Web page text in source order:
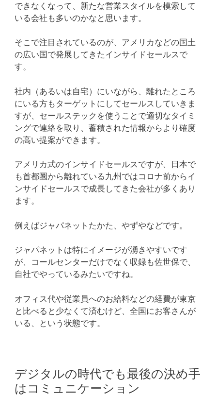
できなくなって、新たな営業スタイルを模索して
いる会社も多いのかなと思います。
そこで注目されているのが、アメリカなどの国土
の広い国で発展してきたインサイドセールスで
す。
社内（あるいは自宅）にいながら、離れたところ
にいる方もターゲットにしてセールスしていきま
すが、セールステックを使うことで適切なタイミ
ングで連絡を取り、蓄積された情報からより確度
の高い提案ができます。
アメリカ式のインサイドセールスですが、日本で
も首都圏から離れている九州ではコロナ前からイ
ンサイドセールスで成長してきた会社が多くあり
ます。
例えばジャパネットたかた、やずやなどです。
ジャパネットは特にイメージが湧きやすいです
が、コールセンターだけでなく収録も佐世保で、
自社でやっているみたいですね。
オフィス代や従業員へのお給料などの経費が東京
と比べると少なくて済むけど、全国にお客さんが
いる、という状態です。
デジタルの時代でも最後の決め手
はコミュニケーション